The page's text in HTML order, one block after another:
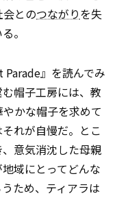
とのつながりを失
。
Parade』を読んでみ
帽子工房には、教
かな帽子を求めて
れが自慢だ。とこ
意気消沈した母親
域にとってどんな
ため、ティアラは